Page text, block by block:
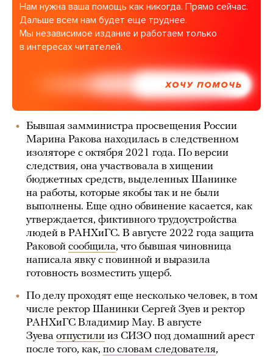
Нам нужна ваша помощь как никогда. Прямо сейчас.
Дальше всем нам будет еще труднее.
Мы независимое издание и работаем только
в интересах читателей.
ХОЧУ ПОМОЧЬ
Бывшая замминистра просвещения России
Марина Ракова находилась в следственном
изоляторе с октября 2021 года. По версии
следствия, она участвовала в хищении
бюджетных средств, выделенных Шанинке
на работы, которые якобы так и не были
выполнены. Еще одно обвинение касается, как
утверждается, фиктивного трудоустройства
людей в РАНХиГС. В августе 2022 года защита
Раковой сообщила, что бывшая чиновница
написала явку с повинной и выразила
готовность возместить ущерб.
По делу проходят еще несколько человек, в том
числе ректор Шанинки Сергей Зуев и ректор
РАНХиГС Владимир Мау. В августе
Зуева отпустили из СИЗО под домашний арест
после того, как, по словам следователя,